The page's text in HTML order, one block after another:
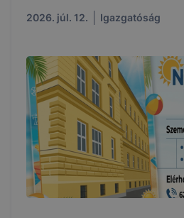
2026. júl. 12. Igazgatóság